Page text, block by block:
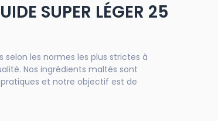
SUPER LÉGER 25
les normes les plus strictes à
Nos ingrédients maltés sont
et notre objectif est de